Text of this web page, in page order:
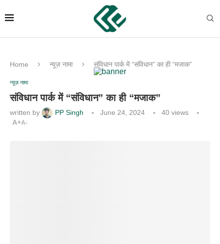
Home न्यूज़ नामा संविधान पार्क में “संविधान” का ही “मजाक”
न्यूज़ नामा
संविधान पार्क में “संविधान” का ही “मजाक”
written by PP Singh June 24, 2024 40 views
A+A-